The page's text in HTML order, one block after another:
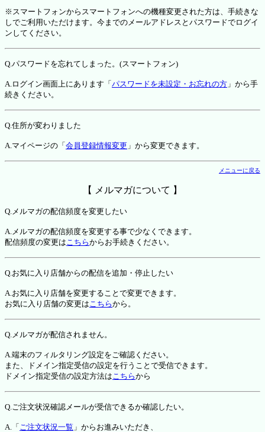
※スマートフォンからスマートフォンへの機種変更された方は、手続きな
しでご利用いただけます。今までのメールアドレスとパスワードでログイ
ンしてください。
Q.パスワードを忘れてしまった。(スマートフォン)
A.ログイン画面上にあります「 パスワードを未設定・お忘れの方 」から手
続きください。
Q.住所が変わりました
A.マイページの「 会員登録情報変更 」から変更できます。
メニューに戻る
【 メルマガについて 】
Q.メルマガの配信頻度を変更したい
A.メルマガの配信頻度を変更する事で少なくできます。
配信頻度の変更はこちらからお手続きください。
Q.お気に入り店舗からの配信を追加・停止したい
A.お気に入り店舗を変更することで変更できます。
お気に入り店舗の変更はこちらから。
Q.メルマガが配信されません。
A.端末のフィルタリング設定をご確認ください。
また、ドメイン指定受信の設定を行うことで受信できます。
ドメイン指定受信の設定方法はこちらから
Q.ご注文状況確認メールが受信できるか確認したい。
A.「 ご注文状況一覧 」からお進みいただき、